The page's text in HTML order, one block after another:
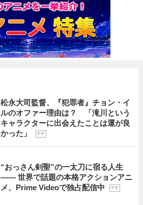
松永大司監督、『犯罪者』チョン・イ
ルのオファー理由は？ 「滝川という
キャラクターに出会えたことは運が良
かった」
P R
“おっさん剣聖”の一太刀に宿る人生
―― 世界で話題の本格アクションアニ
メ、Prime Videoで独占配信中
P R